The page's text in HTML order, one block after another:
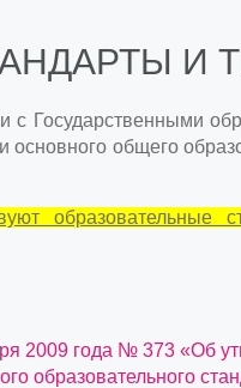
И
с Государственными
общего
образовательные
2009 года № 373 «Об
образовательного